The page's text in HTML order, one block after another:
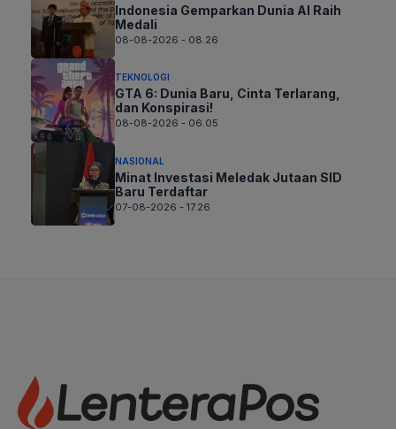
Indonesia Gemparkan Dunia AI Raih
Medali
08-08-2026 - 08.26
TEKNOLOGI
GTA 6: Dunia Baru, Cinta Terlarang,
dan Konspirasi!
08-08-2026 - 06.05
NASIONAL
Minat Investasi Meledak Jutaan SID
Baru Terdaftar
07-08-2026 - 17.26